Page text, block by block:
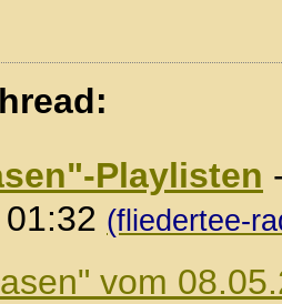
Playlisten
(fliedertee-
vom